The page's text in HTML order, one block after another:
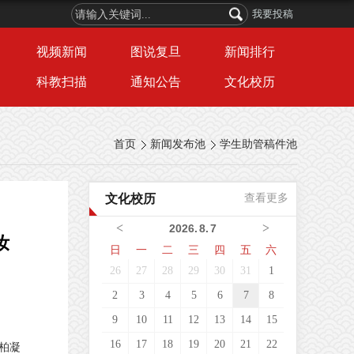
我要投稿
视频新闻 图说复旦 新闻排行
科教扫描 通知公告 文化校历
首页 新闻发布池 学生助管稿件池
凝
文化校历 查看更多
< >
2026.8.7
日
一 二 三 四 五 六
26 27 28 29 30 31 1
2 3 4 5 6 7 8
9 10 11 12 13 14 15
16 17 18 19 20 21 22